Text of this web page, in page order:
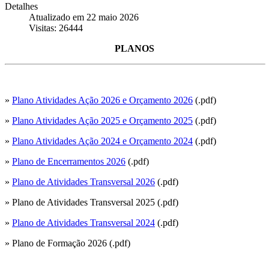
Detalhes
Atualizado em 22 maio 2026
Visitas: 26444
PLANOS
» Plano Atividades Ação 2026 e Orçamento 2026 (.pdf)
» Plano Atividades Ação 2025 e Orçamento 2025 (.pdf)
» Plano Atividades Ação 2024 e Orçamento 2024 (.pdf)
» Plano de Encerramentos 2026 (.pdf)
» Plano de Atividades Transversal 2026 (.pdf)
» Plano de Atividades Transversal 2025 (.pdf)
» Plano de Atividades Transversal 2024 (.pdf)
» Plano de Formação 2026 (.pdf)